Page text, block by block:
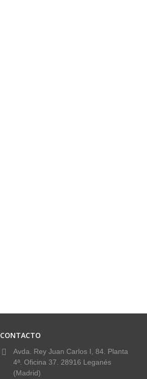
CONTACTO
Avda. Rey Juan Carlos I, 84. Planta
4ª. Oficina 37. 28916 Leganés
(Madrid)